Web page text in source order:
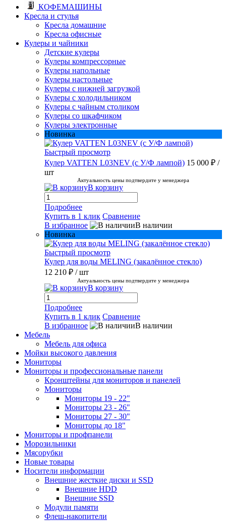
КОФЕМАШИНЫ
Кресла и стулья
Кресла домашние
Кресла офисные
Кулеры и чайники
Детские кулеры
Кулеры компрессорные
Кулеры напольные
Кулеры настольные
Кулеры с нижней загрузкой
Кулеры с холодильником
Кулеры с чайным столиком
Кулеры со шкафчиком
Кулеры электронные
Новинка
Быстрый просмотр
Кулер VATTEN L03NEV (с У/Ф лампой) 15 000 ₽ /
шт
Актуальность цены подтвердите у менеджера
В корзину
Подробнее
Купить в 1 клик Сравнение
В избранное
В наличии
Новинка
Быстрый просмотр
Кулер для воды MELING (закалённое стекло)
12 210 ₽ / шт
Актуальность цены подтвердите у менеджера
В корзину
Подробнее
Купить в 1 клик Сравнение
В избранное
В наличии
Мебель
Мебель для офиса
Мойки высокого давления
Мониторы
Мониторы и профессиональные панели
Кронштейны для мониторов и панелей
Мониторы
Мониторы 19 - 22"
Мониторы 23 - 26"
Мониторы 27 - 30"
Мониторы до 18"
Мониторы и профпанели
Морозильники
Мясорубки
Новые товары
Носители информации
Внешние жесткие диски и SSD
Внешние HDD
Внешние SSD
Модули памяти
Флеш-накопители